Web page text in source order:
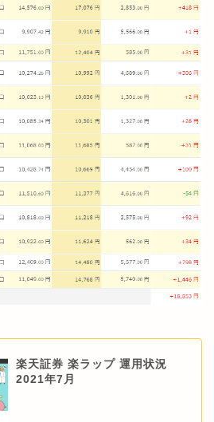
楽天証券 楽ラップ 運用状況
2021年7月